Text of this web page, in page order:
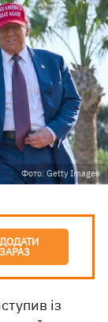
Фото: Getty Images
ДОДАТИ
ЗАРАЗ
із